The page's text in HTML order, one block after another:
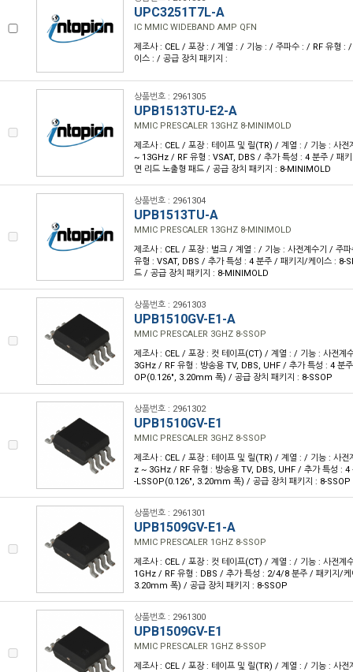
UPC3251T7L-A
IC MMIC WIDEBAND AMP QFN
제조사 : CEL / 포장 : / 계열 : / 기능 : / 주파수 : / RF 유형 :
이스 : / 공급 장치 패키지 :
상품번호 : 2961305
UPB1513TU-E2-A
MMIC PRESCALER 13GHZ 8-MINIMOLD
제조사 : CEL / 포장 : 테이프 및 릴(TR) / 계열 : / 기능 : 사전
~ 13GHz / RF 유형 : VSAT, DBS / 추가 특성 : 4 분주 / 패
면 리드 노출형 패드 / 공급 장치 패키지 : 8-MINIMOLD
상품번호 : 2961304
UPB1513TU-A
MMIC PRESCALER 13GHZ 8-MINIMOLD
제조사 : CEL / 포장 : 벌크 / 계열 : / 기능 : 사전계수기 / 주
유형 : VSAT, DBS / 추가 특성 : 4 분주 / 패키지/케이스 : 8-
드 / 공급 장치 패키지 : 8-MINIMOLD
상품번호 : 2961303
UPB1510GV-E1-A
MMIC PRESCALER 3GHZ 8-SSOP
제조사 : CEL / 포장 : 컷 테이프(CT) / 계열 : / 기능 : 사전계
3GHz / RF 유형 : 방송용 TV, DBS, UHF / 추가 특성 : 4 분
OP(0.126", 3.20mm 폭) / 공급 장치 패키지 : 8-SSOP
상품번호 : 2961302
UPB1510GV-E1
MMIC PRESCALER 3GHZ 8-SSOP
제조사 : CEL / 포장 : 테이프 및 릴(TR) / 계열 : / 기능 : 사
z ~ 3GHz / RF 유형 : 방송용 TV, DBS, UHF / 추가 특성 :
-LSSOP(0.126", 3.20mm 폭) / 공급 장치 패키지 : 8-SSOP
상품번호 : 2961301
UPB1509GV-E1-A
MMIC PRESCALER 1GHZ 8-SSOP
제조사 : CEL / 포장 : 컷 테이프(CT) / 계열 : / 기능 : 사전계
1GHz / RF 유형 : DBS / 추가 특성 : 2/4/8 분주 / 패키지/
3.20mm 폭) / 공급 장치 패키지 : 8-SSOP
상품번호 : 2961300
UPB1509GV-E1
MMIC PRESCALER 1GHZ 8-SSOP
제조사 : CEL / 포장 : 테이프 및 릴(TR) / 계열 : / 기능 : 사